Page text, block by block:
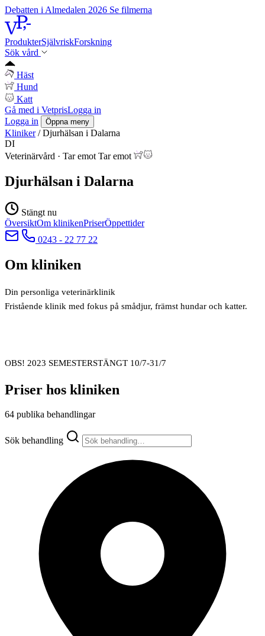
Debatten i Almedalen 2026 Se filmerna
ProdukterSjälvriskForskning
Sök vård
Häst
Hund
Katt
Gå med i VetprisLogga in
Logga in
Öppna meny
Kliniker / Djurhälsan i Dalarna
DI
Veterinärvård · Tar emot Tar emot
Djurhälsan i Dalarna
Stängt nu
ÖversiktOm klinikenPriserÖppettider
0243 - 22 77 22
Om kliniken
Din personliga veterinärklinik
Fristående klinik med fokus på smådjur, främst hundar och katter.
OBS! 2023 SEMESTERSTÄNGT 10/7-31/7
Priser hos kliniken
64 publika behandlingar
Sök behandling